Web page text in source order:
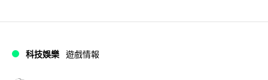
科技娛樂 遊戲情報